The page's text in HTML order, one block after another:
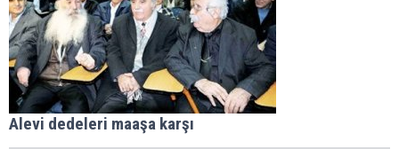
Alevi dedeleri maaşa karşı